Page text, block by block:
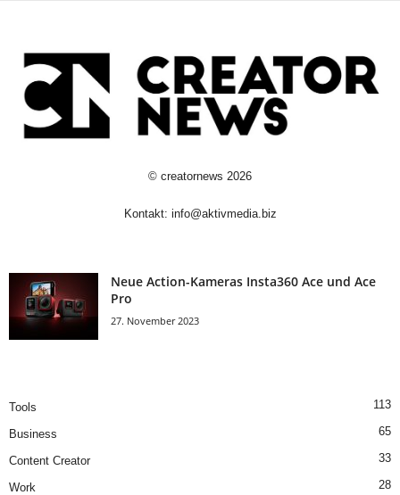
© creatornews 2026
Kontakt: info@aktivmedia.biz
Neue Action-Kameras Insta360 Ace und Ace
Pro
27. November 2023
Tools 113
Business 65
Content Creator 33
Work 28